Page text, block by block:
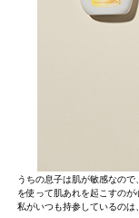
うちの息子は肌が敏感なの
を使って肌あれを起こすのが
私がいつも持参しているのは